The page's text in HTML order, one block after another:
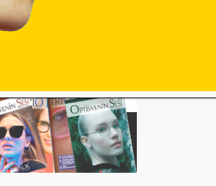
Ramazan ÖZMUTLU
Sayman